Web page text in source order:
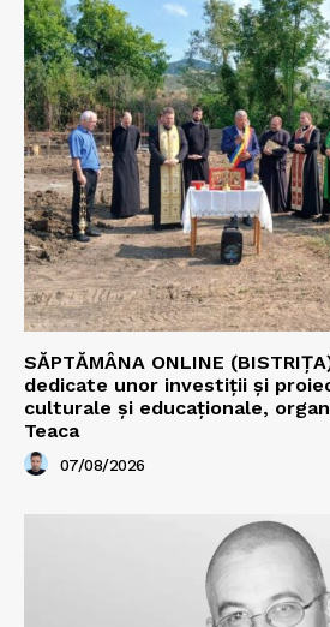
SĂPTĂMÂNA ONLINE
dedicate unor investiții și
culturale și educaționale,
Teaca
07/08/2026